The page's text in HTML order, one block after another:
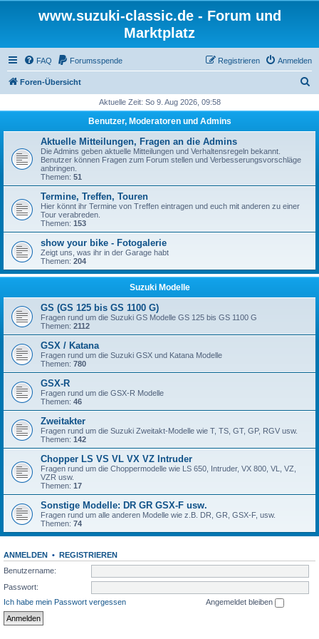
www.suzuki-classic.de - Forum und
Marktplatz
FAQ Forumsspende Anmelden
Registrieren
Foren-Übersicht
h
Aktuelle Zeit: So 9. Aug 2026, 09:58
Benutzer, Moderatoren und Admins
Aktuelle Mitteilungen, Fragen an die Admins
Die Admins geben aktuelle Mitteilungen und Verhaltensregeln bekannt.
Benutzer können Fragen zum Forum stellen und Verbesserungsvorschläge
anbringen.
Themen: 51
Termine, Treffen, Touren
Hier könnt ihr Termine von Treffen eintragen und euch mit anderen zu einer
Tour verabreden.
Themen: 153
show your bike - Fotogalerie
Zeigt uns, was ihr in der Garage habt
Themen: 204
Suzuki Modelle
GS (GS 125 bis GS 1100 G)
Fragen rund um die Suzuki GS Modelle GS 125 bis GS 1100 G
Themen: 2112
GSX / Katana
Fragen rund um die Suzuki GSX und Katana Modelle
Themen: 780
GSX-R
Fragen rund um die GSX-R Modelle
Themen: 46
Zweitakter
Fragen rund um die Suzuki Zweitakt-Modelle wie T, TS, GT, GP, RGV usw.
Themen: 142
Chopper LS VS VL VX VZ Intruder
Fragen rund um die Choppermodelle wie LS 650, Intruder, VX 800, VL, VZ,
VZR usw.
Themen: 17
Sonstige Modelle: DR GR GSX-F usw.
Fragen rund um alle anderen Modelle wie z.B. DR, GR, GSX-F, usw.
Themen: 74
ANMELDEN • REGISTRIEREN
Benutzername:
Passwort:
Ich habe mein Passwort vergessen
Angemeldet bleiben